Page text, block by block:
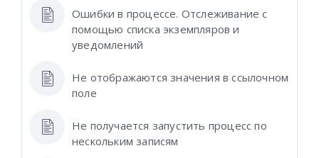
Ошибки в процессе. Отслеживание с
помощью списка экземпляров и
уведомлений
Не отображаются значения в ссылочном
поле
Не получается запустить процесс по
нескольким записям